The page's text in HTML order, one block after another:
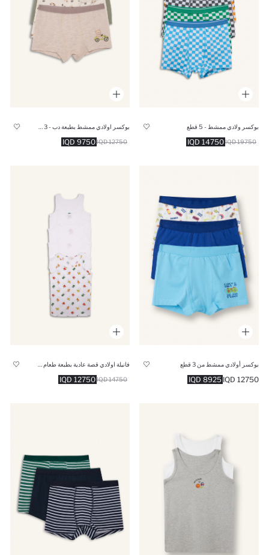
بوكسر ولادي ممشط - 5 قطع
14750 IQD 19750 IQD
9750 IQD 12750 IQD
بوكسر أولادي ممشط من 3 قطع
8925 IQD 12750 IQD
12750 IQD 14750 IQD